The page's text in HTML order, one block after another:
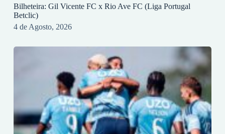
Bilheteira: Gil Vicente FC x Rio Ave FC (Liga Portugal
Betclic)
4 de Agosto, 2026